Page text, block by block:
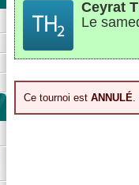
Ceyrat
Le
Ce tournoi est ANNULÉ.